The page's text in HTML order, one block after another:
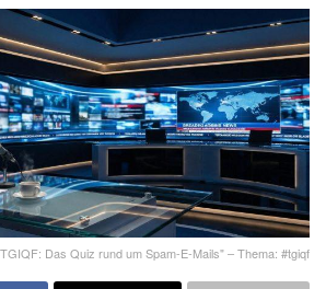
Das Quiz rund um Spam-E-Mails" – Thema: #tgiqf